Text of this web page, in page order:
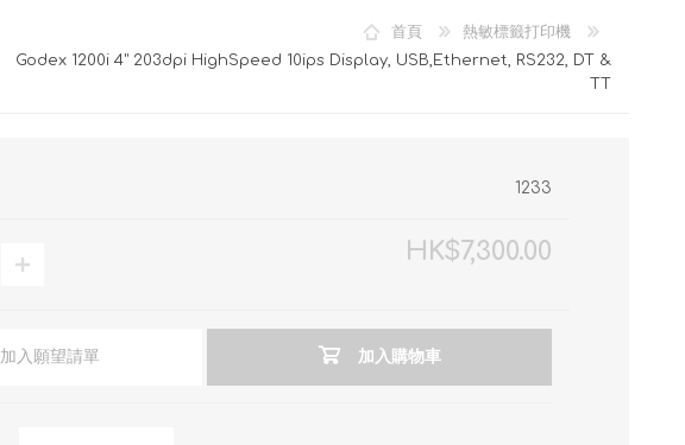
首頁
熱敏標籤打印機
Godex 1200i 4" 203dpi HighSpeed 10ips Display, USB,Ethernet, RS232, DT &
TT
1233
HK$7,300.00
加入願望請單 加入購物車